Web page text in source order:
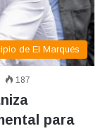
de El Marqués
187
para